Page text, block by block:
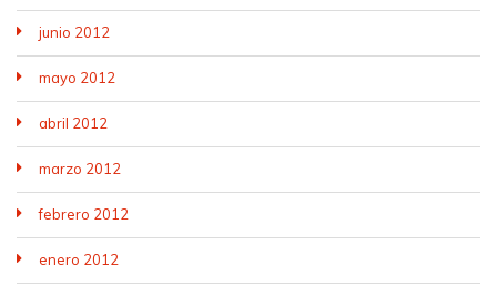
junio 2012
mayo 2012
abril 2012
marzo 2012
febrero 2012
enero 2012